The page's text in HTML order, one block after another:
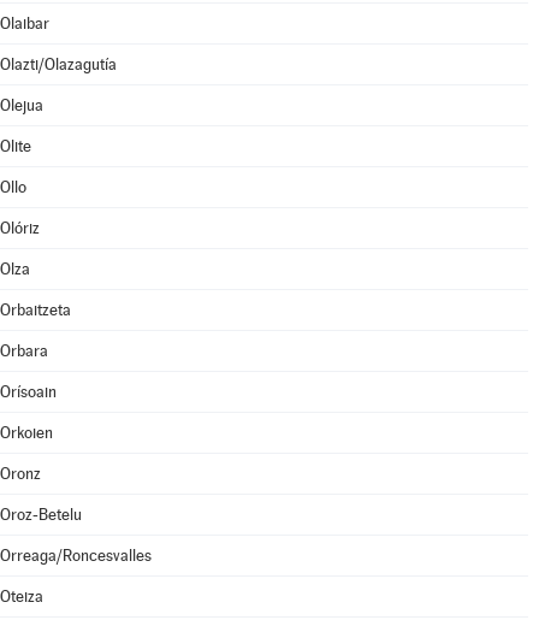
Olaibar
Olazti/Olazagutía
Olejua
Olite
Ollo
Olóriz
Olza
Orbaitzeta
Orbara
Orísoain
Orkoien
Oronz
Oroz-Betelu
Orreaga/Roncesvalles
Oteiza